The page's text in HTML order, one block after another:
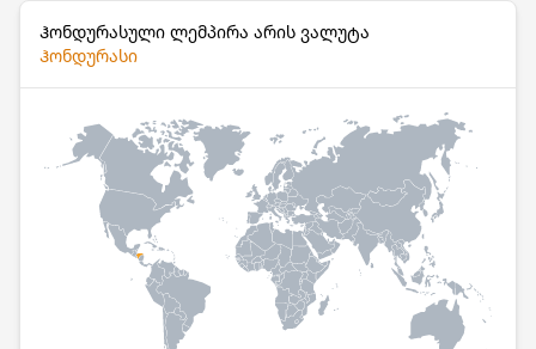
Ჰონდურასული ლემპირა არის ვალუტა
Ჰონდურასი